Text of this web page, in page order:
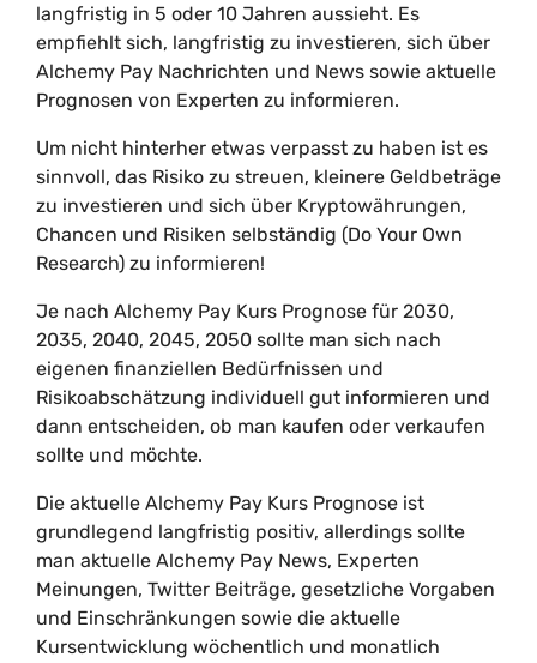
langfristig in 5 oder 10 Jahren aussieht. Es
empfiehlt sich, langfristig zu investieren, sich über
Alchemy Pay Nachrichten und News sowie aktuelle
Prognosen von Experten zu informieren.
Um nicht hinterher etwas verpasst zu haben ist es
sinnvoll, das Risiko zu streuen, kleinere Geldbeträge
zu investieren und sich über Kryptowährungen,
Chancen und Risiken selbständig (Do Your Own
Research) zu informieren!
Je nach Alchemy Pay Kurs Prognose für 2030,
2035, 2040, 2045, 2050 sollte man sich nach
eigenen finanziellen Bedürfnissen und
Risikoabschätzung individuell gut informieren und
dann entscheiden, ob man kaufen oder verkaufen
sollte und möchte.
Die aktuelle Alchemy Pay Kurs Prognose ist
grundlegend langfristig positiv, allerdings sollte
man aktuelle Alchemy Pay News, Experten
Meinungen, Twitter Beiträge, gesetzliche Vorgaben
und Einschränkungen sowie die aktuelle
Kursentwicklung wöchentlich und monatlich